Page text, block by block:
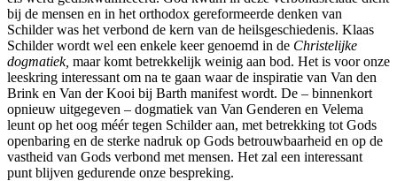
bij de mensen en in het orthodox gereformeerde denken van
Schilder was het verbond de kern van de heilsgeschiedenis. Klaas
Schilder wordt wel een enkele keer genoemd in de Christelijke
dogmatiek, maar komt betrekkelijk weinig aan bod. Het is voor onze
leeskring interessant om na te gaan waar de inspiratie van Van den
Brink en Van der Kooi bij Barth manifest wordt. De – binnenkort
opnieuw uitgegeven – dogmatiek van Van Genderen en Velema
leunt op het oog méér tegen Schilder aan, met betrekking tot Gods
openbaring en de sterke nadruk op Gods betrouwbaarheid en op de
vastheid van Gods verbond met mensen. Het zal een interessant
punt blijven gedurende onze bespreking.